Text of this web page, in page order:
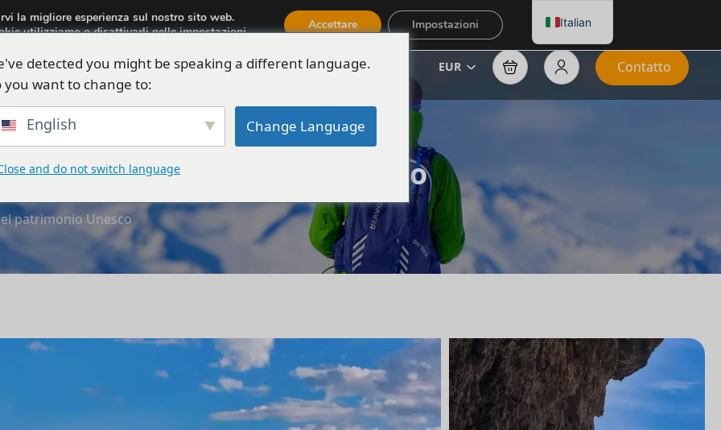
aria.travel.albania@gmail.com
Tour Automobili Attività Blog EUR Contatto
tour del patrimonio Unesco
patrimonio Unesco
detected you might be speaking a different language.
you want to change to:
English Change Language
and do not switch language
la migliore esperienza sul nostro sito web.
utilizziamo o disattivarli nelleimpostazioni. Accettare Impostazioni Italian